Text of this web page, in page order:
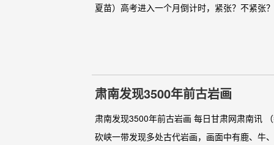
夏苗）高考进入一个月倒计时，紧张？不紧张
肃南发现3500年前古岩画
肃南发现3500年前古岩画 每日甘肃网肃南讯
砍峡一带发现多处古代岩画，画面中有鹿、牛